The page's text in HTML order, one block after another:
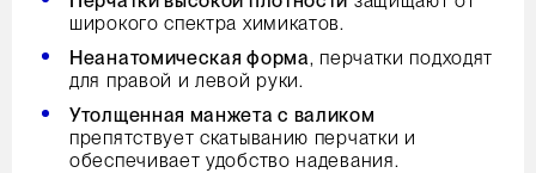
широкого спектра химикатов.
Неанатомическая форма, перчатки подходят
для правой и левой руки.
Утолщенная манжета с валиком
препятствует скатыванию перчатки и
обеспечивает удобство надевания.